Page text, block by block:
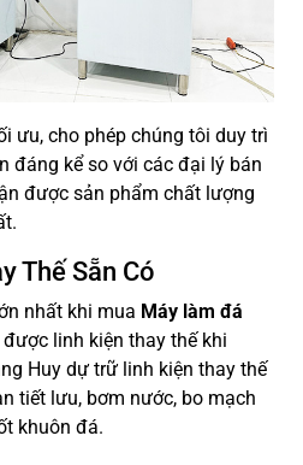
ưu, cho phép chúng tôi duy trì
đáng kể so với các đại lý bán
được sản phẩm chất lượng
Thế Sẵn Có
nhất khi mua Máy làm đá
được linh kiện thay thế khi
Huy dự trữ linh kiện thay thế
tiết lưu, bơm nước, bo mạch
khuôn đá.